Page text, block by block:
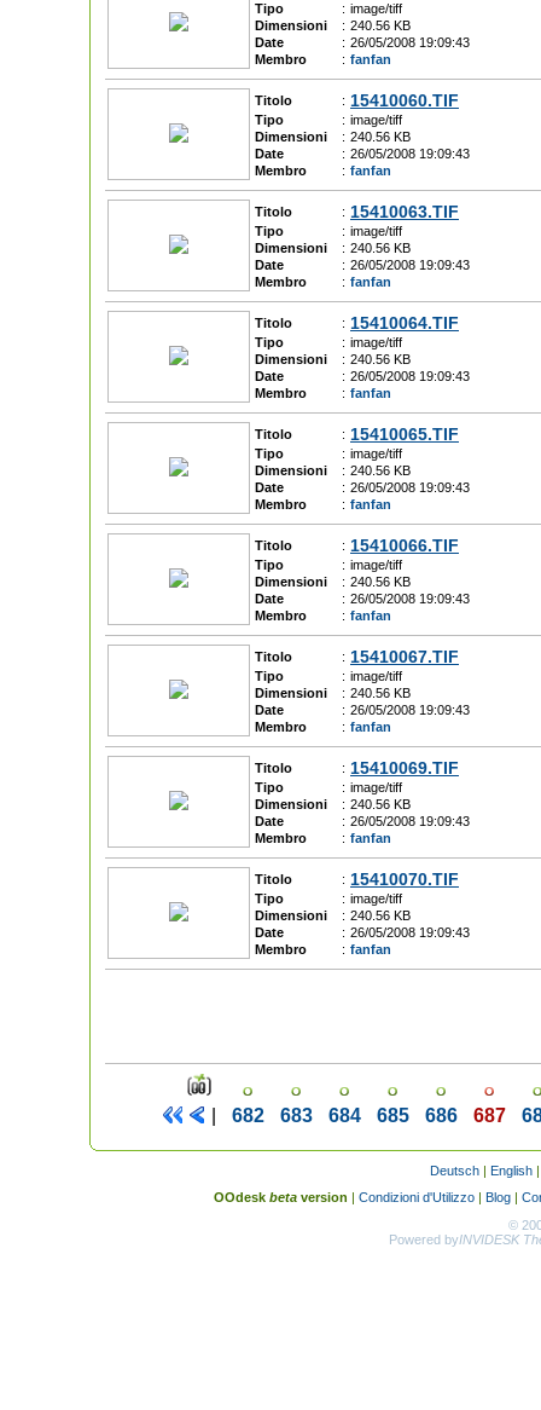
Tipo : image/tiff
Dimensioni
: 240.56 KB
Date
: 26/05/2008 19:09:43
Membro
: fanfan
Titolo : 15410060.TIF
Tipo : image/tiff
Dimensioni
: 240.56 KB
Date
: 26/05/2008 19:09:43
Membro
: fanfan
Titolo : 15410063.TIF
Tipo : image/tiff
Dimensioni
: 240.56 KB
Date
: 26/05/2008 19:09:43
Membro
: fanfan
Titolo : 15410064.TIF
Tipo : image/tiff
Dimensioni
: 240.56 KB
Date
: 26/05/2008 19:09:43
Membro
: fanfan
Titolo : 15410065.TIF
Tipo : image/tiff
Dimensioni
: 240.56 KB
Date
: 26/05/2008 19:09:43
Membro
: fanfan
Titolo : 15410066.TIF
Tipo : image/tiff
Dimensioni
: 240.56 KB
Date
: 26/05/2008 19:09:43
Membro
: fanfan
Titolo : 15410067.TIF
Tipo : image/tiff
Dimensioni
: 240.56 KB
Date
: 26/05/2008 19:09:43
Membro
: fanfan
Titolo : 15410069.TIF
Tipo : image/tiff
Dimensioni
: 240.56 KB
Date
: 26/05/2008 19:09:43
Membro
: fanfan
Titolo : 15410070.TIF
Tipo : image/tiff
Dimensioni
: 240.56 KB
Date
: 26/05/2008 19:09:43
Membro
: fanfan
682 683 684 685 686 687
Deutsch | English
OOdesk betaversion | Condizioni d'Utilizzo| Blog|
©
Powered byINVIDESK